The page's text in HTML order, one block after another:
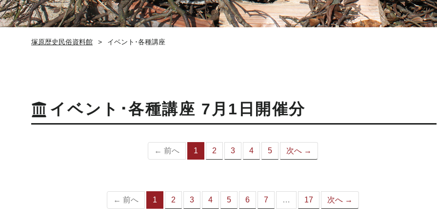
塚原歴史民俗資料館 イベント･各種講座
イベント･各種講座 7月1日開催分
← 前へ 1
（こ
ジ）
2 3 4 5 次へ →
← 前へ 1
（こ
2 3 4 5 6 7 … 17 次へ →